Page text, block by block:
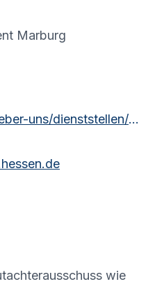
Marburg
https://hvbg.hessen.de/ueber-uns/dienststellen/amt-fuer-bodenmanagement-marburg
wie